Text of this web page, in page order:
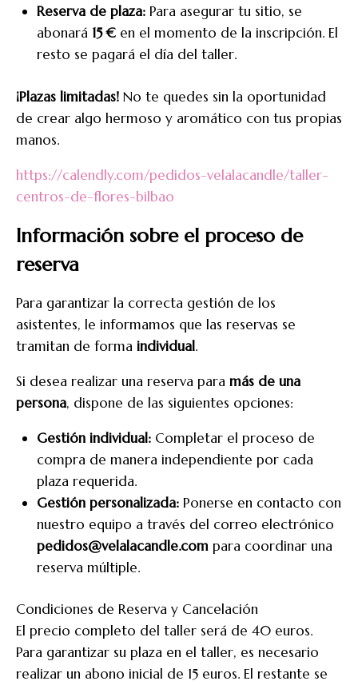
Reserva de plaza:Para asegurar tu sitio, se
abonará 15 €en el momento de la inscripción. El
resto se pagará el día del taller.
¡Plazas limitadas! No te quedes sin la oportunidad
de crear algo hermoso y aromático con tus propias
manos.
https://calendly.com/pedidos-velalacandle/taller-
centros-de-flores-bilbao
Información sobre el proceso de
reserva
Para garantizar la correcta gestión de los
asistentes, le informamos que las reservas se
tramitan de forma individual.
Si desea realizar una reserva para más de una
persona, dispone de las siguientes opciones:
Gestión individual:Completar el proceso de
compra de manera independiente por cada
plaza requerida.
Gestión personalizada:Ponerse en contacto con
nuestro equipo a través del correo electrónico
pedidos@velalacandle.compara coordinar una
reserva múltiple.
Condiciones de Reserva y Cancelación
El precio completo del taller será de 40 euros.
Para garantizar su plaza en el taller, es necesario
realizar un abono inicial de 15 euros. El restante se